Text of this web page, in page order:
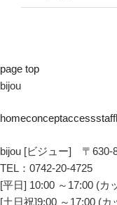
page top
bijou
homeconceptaccessstaff
bijou [ビジュー] 〒630-
TEL：0742-20-4725
[平日] 10:00 ～17:00 (カ
[土日祝]9:00 ～17:00 (